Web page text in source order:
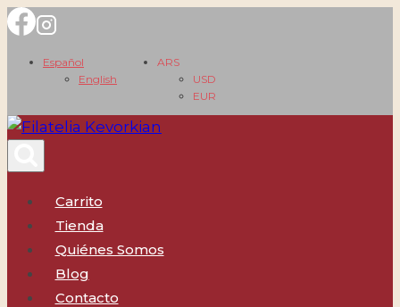
Saltar
contenido
Español
English
ARS
USD
EUR
Carrito
Tienda
Quiénes Somos
Blog
Contacto